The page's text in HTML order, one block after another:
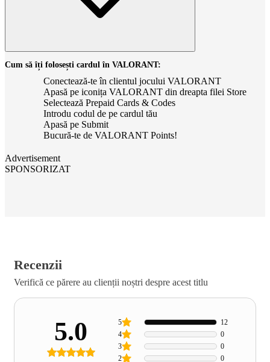
Cum să îți folosești cardul în VALORANT:
Conectează-te în clientul jocului VALORANT
Apasă pe iconița VALORANT din dreapta filei Store
Selectează Prepaid Cards & Codes
Introdu codul de pe cardul tău
Apasă pe Submit
Bucură-te de VALORANT Points!
Advertisement
SPONSORIZAT
Recenzii
Verifică ce părere au clienții noștri despre acest titlu
5.0
2 0
3 0
4 0
5 12